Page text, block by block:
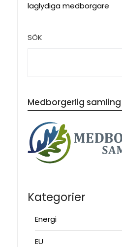
laglydiga medborgare
SÖK
Medborgerlig samling
Kategorier
Energi
EU